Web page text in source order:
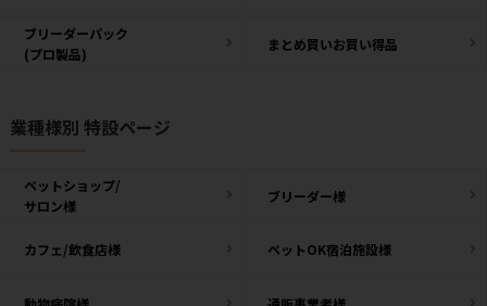
ブリーダーパック
(プロ製品)
まとめ買いお買い得品
業種様別 特設ページ
ペットショップ/
サロン様
ブリーダー様
カフェ/飲食店様 ペットOK宿泊施設様